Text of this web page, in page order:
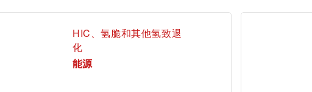
HIC、氢脆和其他氢致退
化
能源
首次使用？很高兴为您提供指引。